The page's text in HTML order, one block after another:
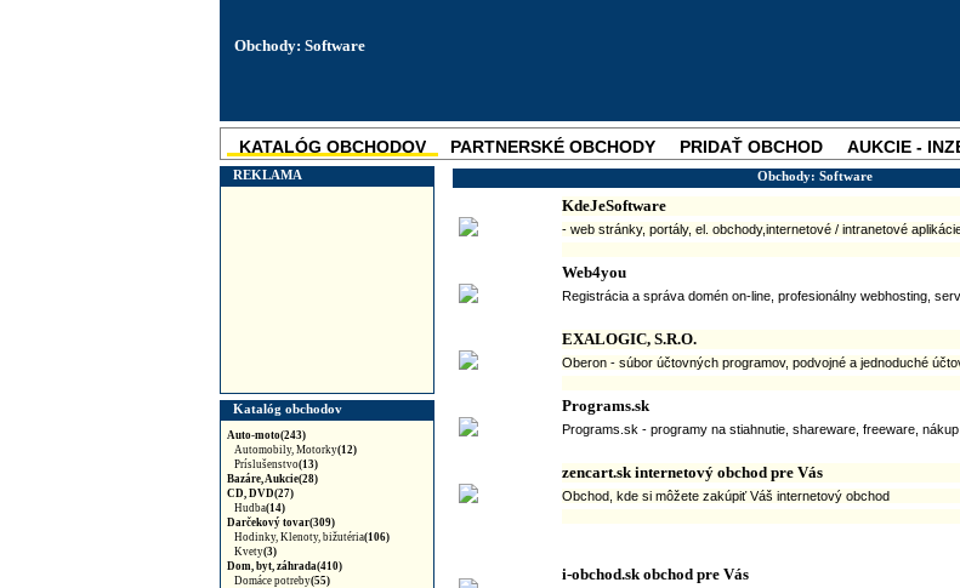
Obchody: Software
KATALÓG OBCHODOV PARTNERSKÉ OBCHODY PRIDAŤ OBCHOD AUKCIE -
SKUPINOVÉ ZĽAVY NOVINKA
REKLAMA
Katalóg obchodov
Auto-moto(243)
Automobily, Motorky(12)
Príslušenstvo(13)
Bazáre, Aukcie(28)
CD, DVD(27)
Hudba(14)
Darčekový tovar(309)
Hodinky, Klenoty, bižutéria(106)
Kvety(3)
Dom, byt, záhrada(410)
Domáce potreby(55)
Obchody: Software
KdeJeSoftware
- web stránky, portály, el. obchody,internetové / intranetové
Web4you
Registrácia a správa domén on-line, profesionálny webhosting,
EXALOGIC, S.R.O.
Oberon - súbor účtovných programov, podvojné a jednoduché
Programs.sk
Programs.sk - programy na stiahnutie, shareware, freeware, nákup
zencart.sk internetový obchod pre Vás
Obchod, kde si môžete zakúpiť Váš internetový obchod
i-obchod.sk obchod pre Vás